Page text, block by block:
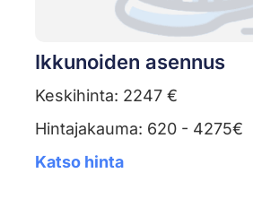
Ikkunoiden asennus
Keskihinta: 2247 €
Hintajakauma: 620 - 4275€
Katso hinta